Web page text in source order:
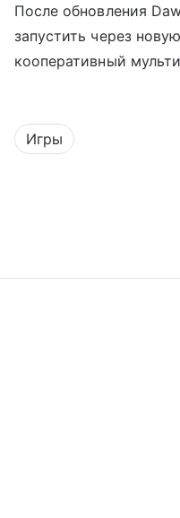
После обновления
запустить через
кооперативный
Игры